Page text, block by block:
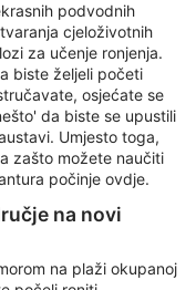
podvodnih
cjeloživotnih
za učenje ronjenja.
biste željeli početi
osjećate se
da biste se upustili
Umjesto toga,
zašto možete naučiti
počinje ovdje.
na novi
na plaži okupanoj